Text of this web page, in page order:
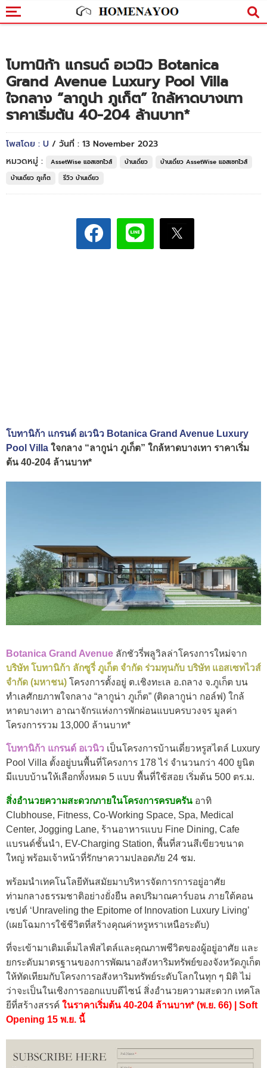
โบทานิก้า แกรนด์ อเวนิว Botanica
Grand Avenue Luxury Pool Villa
ใจกลาง “ลากูน่า ภูเก็ต” ใกล้หาดบางเทา
ราคาเริ่มต้น 40-204 ล้านบาท*
โพสโดย : U / วันที่ : 13 November 2023
หมวดหมู่ :
AssetWise แอสเซทไวส์ บ้านเดี่ยว
บ้านเดี่ยว AssetWise แอสเซทไวส์
บ้านเดี่ยว ภูเก็ต
รีวิว บ้านเดี่ยว
โบทานิก้า แกรนด์ อเวนิว Botanica Grand Avenue Luxury
Pool Villa ใจกลาง “ลากูน่า ภูเก็ต” ใกล้หาดบางเทา ราคาเริ่ม
ต้น 40-204 ล้านบาท*
Botanica Grand Avenue ลักชัวรี่พลูวิลล่าโครงการใหม่จาก
บริษัท โบทานิก้า ลักซูรี่ ภูเก็ต จำกัด ร่วมทุนกับ บริษัท แอสเซทไวส์
จำกัด (มหาชน) โครงการตั้งอยู่ ต.เชิงทะเล อ.ถลาง จ.ภูเก็ต บน
ทำเลศักยภาพใจกลาง “ลากูน่า ภูเก็ต” (ติดลากูน่า กอล์ฟ) ใกล้
หาดบางเทา อาณาจักรแห่งการพักผ่อนแบบครบวงจร มูลค่า
โครงการรวม 13,000 ล้านบาท*
โบทานิก้า แกรนด์ อเวนิว เป็นโครงการบ้านเดี่ยวหรูสไตล์ Luxury
Pool Villa ตั้งอยู่บนพื้นที่โครงการ 178 ไร่ จำนวนกว่า 400 ยูนิต
มีแบบบ้านให้เลือกทั้งหมด 5 แบบ พื้นที่ใช้สอย เริ่มต้น 500 ตร.ม.
สิ่งอำนวยความสะดวกภายในโครงการครบครัน อาทิ
Clubhouse, Fitness, Co-Working Space, Spa, Medical
Center, Jogging Lane, ร้านอาหารแบบ Fine Dining, Cafe
แบรนด์ชั้นนำ, EV-Charging Station, พื้นที่สวนสีเขียวขนาด
ใหญ่ พร้อมเจ้าหน้าที่รักษาความปลอดภัย 24 ชม.
พร้อมนำเทคโนโลยีทันสมัยมาบริหารจัดการการอยู่อาศัย
ท่ามกลางธรรมชาติอย่างยั่งยืน ลดปริมาณคาร์บอน ภายใต้คอน
เซปต์ ‘Unraveling the Epitome of Innovation Luxury Living’
(เผยโฉมการใช้ชีวิตที่สร้างคุณค่าหรูหราเหนือระดับ)
ที่จะเข้ามาเติมเต็มไลฟ์สไตล์และคุณภาพชีวิตของผู้อยู่อาศัย และ
ยกระดับมาตรฐานของการพัฒนาอสังหาริมทรัพย์ของจังหวัดภูเก็ต
ให้ทัดเทียมกับโครงการอสังหาริมทรัพย์ระดับโลกในทุก ๆ มิติ ไม่
ว่าจะเป็นในเชิงการออกแบบดีไซน์ สิ่งอำนวยความสะดวก เทคโล
ยีที่สร้างสรรค์ ในราคาเริ่มต้น 40-204 ล้านบาท* (พ.ย. 66) | Soft
Opening 15 พ.ย. นี้